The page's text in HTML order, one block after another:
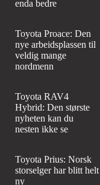
enda bedre
Toyota Proace: Den
nye arbeidsplassen til
veldig mange
nordmenn
Toyota RAV4
Hybrid: Den største
nyheten kan du
nesten ikke se
Toyota Prius: Norsk
storselger har blitt helt
ny